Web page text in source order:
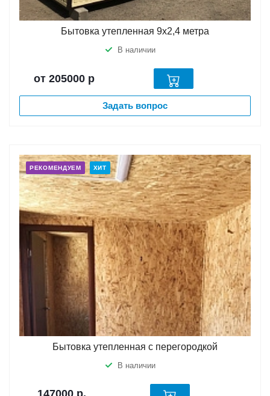
Бытовка утепленная 9х2,4 метра
В наличии
от 205000 р
Задать вопрос
РЕКОМЕНДУЕМ ХИТ
Бытовка утепленная с перегородкой
В наличии